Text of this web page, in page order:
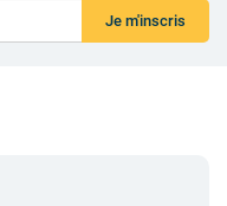
Je m'inscris